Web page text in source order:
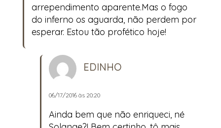
arrependimento aparente.Mas o fogo
do inferno os aguarda, não perdem por
esperar. Estou tão profético hoje!
EDINHO
06/17/2016 às 20:20
Ainda bem que não enriqueci, né